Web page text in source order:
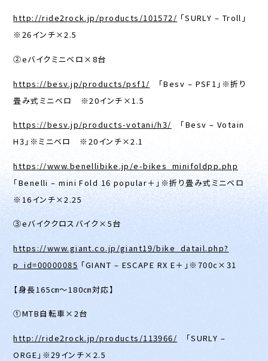
http://ride2rock.jp/products/101572/ 「SURLY – Troll」
※26インチ×2.5
②eバイクミニベロ×8台
https://besv.jp/products/psf1/ 「Besv – PSF1」※折り
畳み式ミニベロ ※20インチ×1.5
https://besv.jp/products-votani/h3/ 「Besv – Votain
H3」※ミニベロ ※20インチ×2.1
https://www.benellibike.jp/e-bikes_minifoldpp.php
「Benelli – mini Fold 16 popular＋」※折り畳み式ミニベロ
※16インチ×2.25
③eバイククロスバイク×5台
https://www.giant.co.jp/giant19/bike_datail.php?
p_id=00000085 「GIANT – ESCAPE RX E＋」※700c×31
【身長165㎝～180㎝対応】
①MTB自転車×2台
http://ride2rock.jp/products/113966/ 「SURLY –
ORGE」※29インチ×2.5